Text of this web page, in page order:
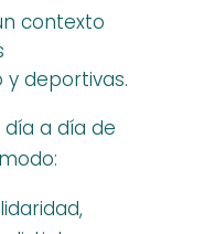
contexto
deportivas.
a día de